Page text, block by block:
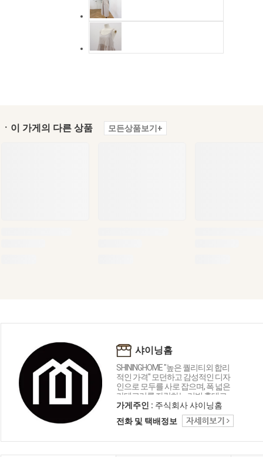
ㆍ이 가게의 다른 상품 모든상품보기+
샤이닝홈
SHININGHOME "높은 퀄리티외 합리
적인 가격" 모던하고 감성적인 디자
인으로 모두를 사로 잡으며, 폭 넓은
카테고리를 자랑하는 리빙 홈데코
인테리어 샤이닝홈입니다.
가게주인 : 주식회사 샤이닝홈
전화 및 택배정보